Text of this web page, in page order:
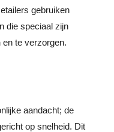
gebruiken
die speciaal zijn
te verzorgen.
aandacht; de
op snelheid. Dit